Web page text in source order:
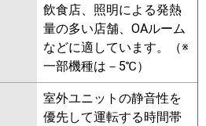
飲食店、照明による発熱
量の多い店舗、OAルーム
などに適しています。（※
一部機種は－5℃）
室外ユニットの静音性を
優先して運転する時間帯